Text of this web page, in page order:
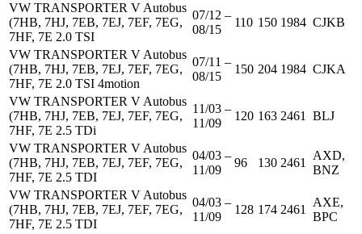
VW TRANSPORTER V Autobus
(7HB, 7HJ, 7EB, 7EJ, 7EF, 7EG,
7HF, 7E 2.0 TSI
07/12 –
08/15
110 150 1984 CJKB
VW TRANSPORTER V Autobus
(7HB, 7HJ, 7EB, 7EJ, 7EF, 7EG,
7HF, 7E 2.0 TSI 4motion
07/11 –
08/15
150 204 1984 CJKA
VW TRANSPORTER V Autobus
(7HB, 7HJ, 7EB, 7EJ, 7EF, 7EG,
7HF, 7E 2.5 TDi
11/03 –
11/09
120 163 2461 BLJ
VW TRANSPORTER V Autobus
(7HB, 7HJ, 7EB, 7EJ, 7EF, 7EG,
7HF, 7E 2.5 TDI
04/03 –
11/09
96 130 2461
AXD,
BNZ
VW TRANSPORTER V Autobus
(7HB, 7HJ, 7EB, 7EJ, 7EF, 7EG,
7HF, 7E 2.5 TDI
04/03 –
11/09
128 174 2461
AXE,
BPC